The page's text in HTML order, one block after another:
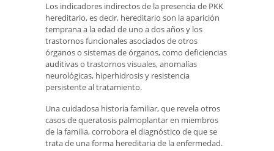
Los indicadores indirectos de la presencia de PKK
hereditario, es decir, hereditario son la aparición
temprana a la edad de uno a dos años y los
trastornos funcionales asociados de otros
órganos o sistemas de órganos, como deficiencias
auditivas o trastornos visuales, anomalías
neurológicas, hiperhidrosis y resistencia
persistente al tratamiento.
Una cuidadosa historia familiar, que revela otros
casos de queratosis palmoplantar en miembros
de la familia, corrobora el diagnóstico de que se
trata de una forma hereditaria de la enfermedad.